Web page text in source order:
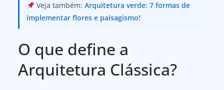
Veja também: Arquitetura verde: 7 formas de
implementar flores e paisagismo!
O que define a
Arquitetura Clássica?